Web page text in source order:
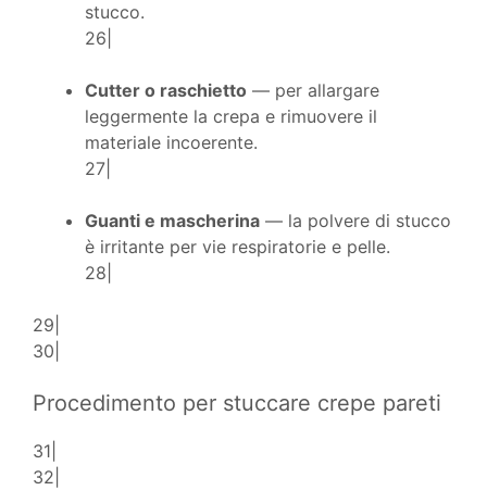
stucco.
26|
Cutter o raschietto — per allargare
leggermente la crepa e rimuovere il
materiale incoerente.
27|
Guanti e mascherina — la polvere di stucco
è irritante per vie respiratorie e pelle.
28|
29|
30|
Procedimento per stuccare crepe pareti
31|
32|